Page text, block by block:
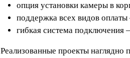
опция установки камеры в
поддержка всех видов
гибкая система подключения
Реализованные проекты